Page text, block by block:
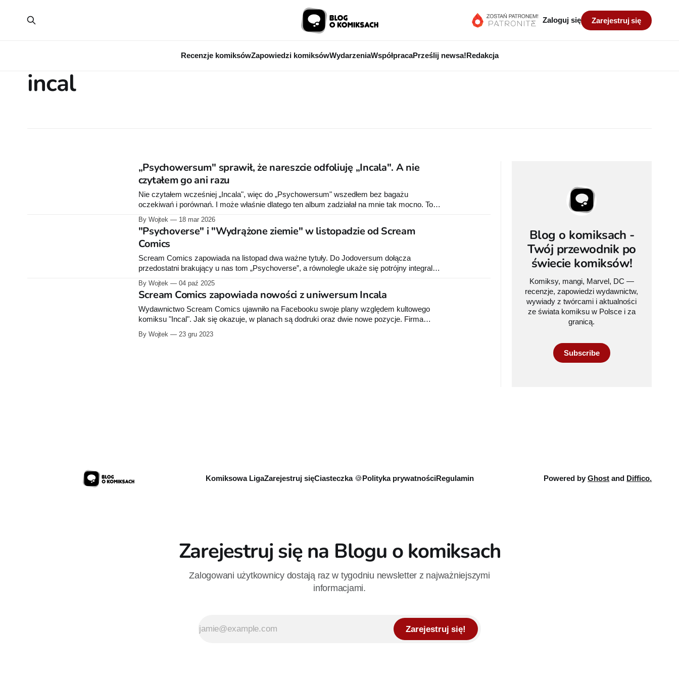
Recenzje komiksówZapowiedzi komiksówWydarzeniaWspółpracaPrześlij newsa!Redakcja
Zaloguj się Zarejestruj się
incal
„Psychowersum" sprawił, że nareszcie odfoliuję „Incala". A nie
czytałem go ani razu
Nie czytałem wcześniej „Incala", więc do „Psychowersum" wszedłem bez bagażu
oczekiwań i porównań. I może właśnie dlatego ten album zadziałał na mnie tak mocno. To
niepokoić i wrzucać do głowy sporo ciekawych myśli.
By Wojtek 18 mar 2026
"Psychoverse" i "Wydrążone ziemie" w listopadzie od Scream
Comics
Scream Comics zapowiada na listopad dwa ważne tytuły. Do Jodoversum dołącza
przedostatni brakujący u nas tom „Psychoverse”, a równolegle ukaże się potrójny integral
By Wojtek 04 paź 2025
Scream Comics zapowiada nowości z uniwersum Incala
Wydawnictwo Scream Comics ujawniło na Facebooku swoje plany względem kultowego
komiksu "Incal". Jak się okazuje, w planach są dodruki oraz dwie nowe pozycje. Firma
przełomie lutego i marca 2024 r. ukaże się wznowienie "
By Wojtek 23 gru 2023
Blog o komiksach -
Twój przewodnik po
świecie komiksów!
Komiksy, mangi, Marvel, DC —
recenzje, zapowiedzi wydawnictw,
wywiady z twórcami i aktualności
ze świata komiksu w Polsce i za
granicą.
Subscribe
Komiksowa LigaZarejestruj sięCiasteczka 🍪Polityka prywatnościRegulamin Powered byGhost and Diffico.
Zarejestruj się na Blogu o komiksach
Zalogowani użytkownicy dostają raz w tygodniu newsletter z najważniejszymi
informacjami.
Zarejestruj się!